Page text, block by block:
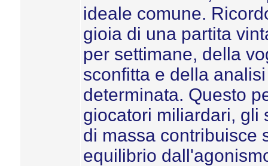
ideale comune.
gioia di una partita
per settimane, della
sconfitta e della
determinata. Questo
giocatori miliardari, gli
di massa contribuisce
equilibrio